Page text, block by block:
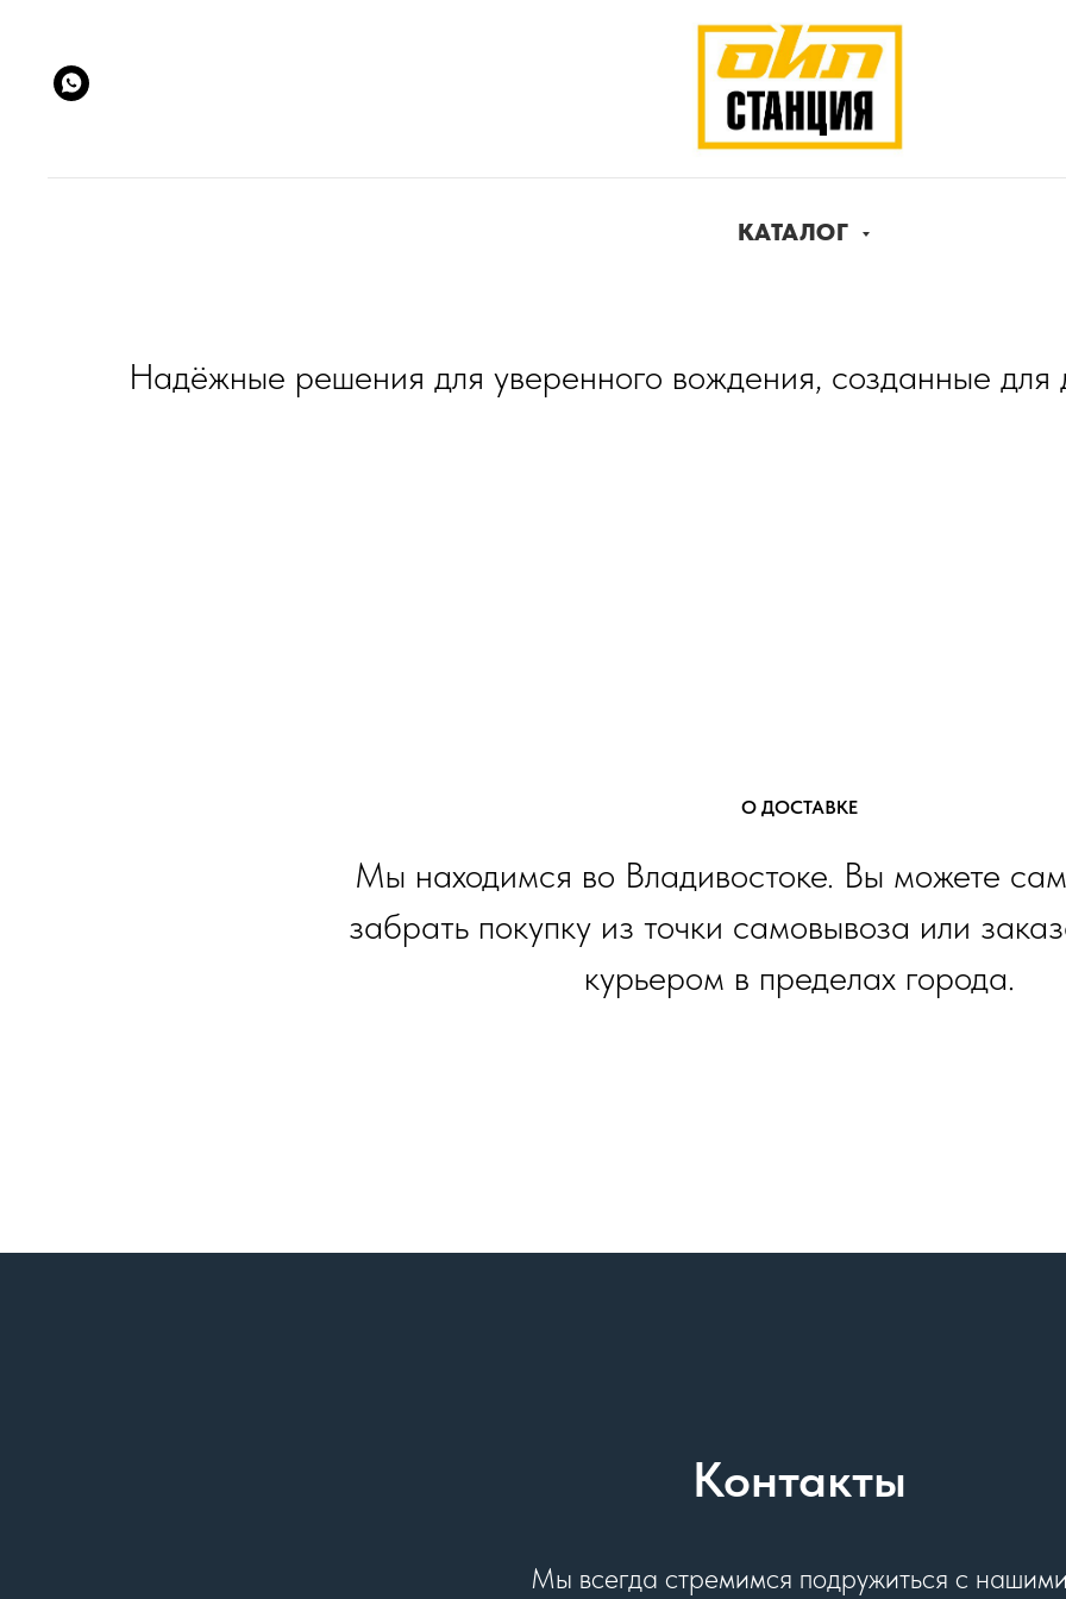
КАТАЛОГ
Надёжные решения для уверенного вождения, созданные для
О ДОСТАВКЕ
Мы находимся во Владивостоке. Вы можете
забрать покупку из точки самовывоза или
курьером в пределах города.
Контакты
Мы всегда стремимся подружиться с